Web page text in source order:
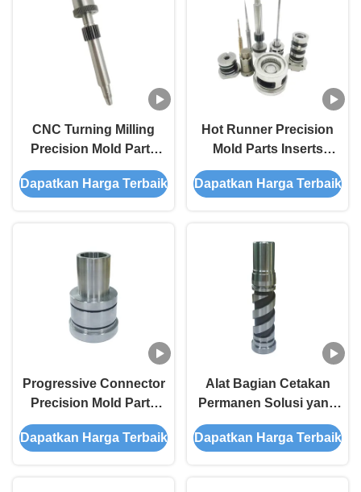
CNC Turning Milling
Precision Mold Parts
Layanan
Dapatkan Harga Terbaik
Hot Runner Precision
Mold Parts Inserts
untuk rongga dan inti
Dapatkan Harga Terbaik
Progressive Connector
Precision Mold Parts
Company Dengan Daya
Tahan Lama
Dapatkan Harga Terbaik
Alat Bagian Cetakan
Permanen Solusi yang
disesuaikan untuk
spesifikasi Anda
Dapatkan Harga Terbaik